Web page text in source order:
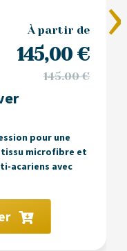
À partir de
145,00 €
145.00 €
pour une
tissu microfibre et
acariens avec